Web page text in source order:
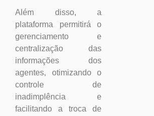
Além disso, a
plataforma permitirá o
gerenciamento e
centralização das
informações dos
agentes, otimizando o
controle de
inadimplência e
facilitando a troca de